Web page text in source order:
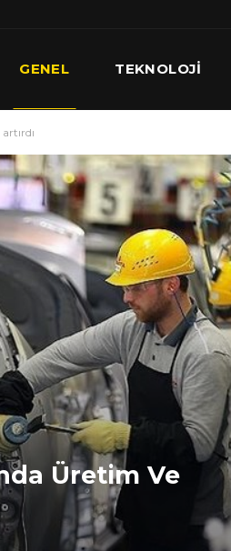
GENEL TEKNOLOJI
Üretim Ve